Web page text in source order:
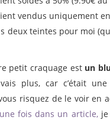
vendus uniquement
deux teintes pour moi
petit craquage est un
plus, car c’était
risquez de le voir en
fois dans un article,je